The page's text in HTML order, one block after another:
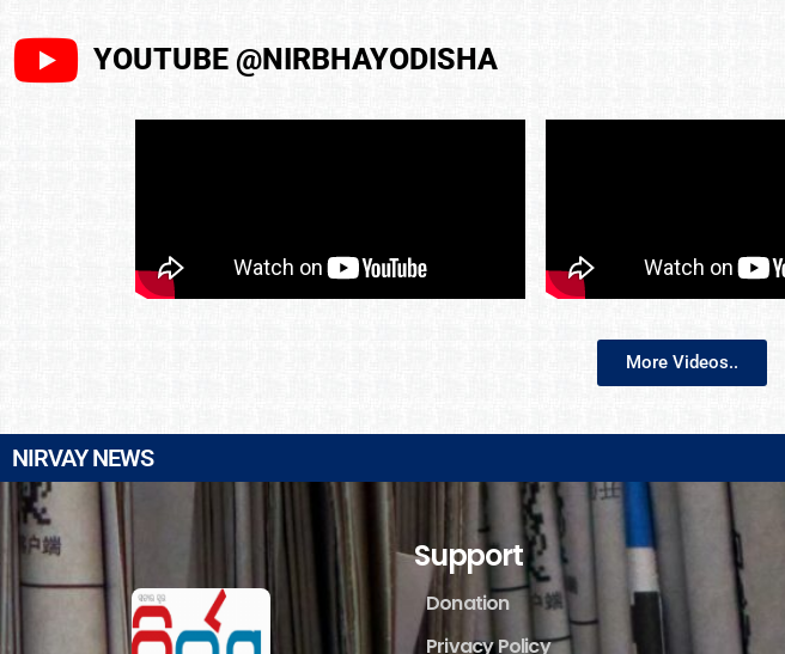
YOUTUBE @NIRBHAYODISHA
More Videos..
NIRVAY NEWS
Support
Donation
Privacy Policy